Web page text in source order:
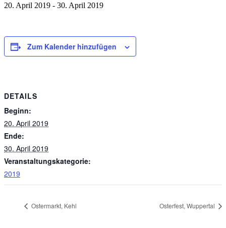
20. April 2019 - 30. April 2019
Zum Kalender hinzufügen
DETAILS
Beginn:
20. April 2019
Ende:
30. April 2019
Veranstaltungskategorie:
2019
Ostermarkt, Kehl Osterfest, Wuppertal